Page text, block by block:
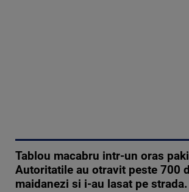
Tablou macabru intr-un oras
Autoritatile au otravit peste 700
maidanezi si i-au lasat pe strada.